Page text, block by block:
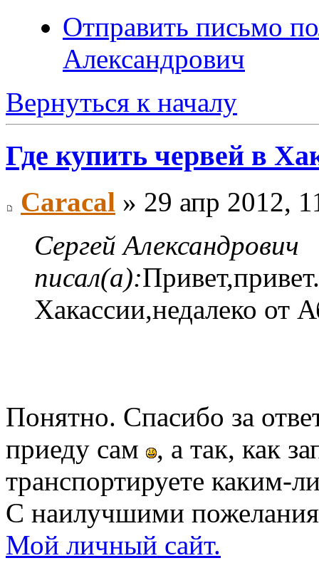
Отправить письмо
Александрович
Вернуться к началу
Где купить червей в
Caracal » 29 апр 2012,
Сергей Александрович
писал(а):
Хакассии,недалеко от
Понятно. Спасибо за
приеду сам
, а так, как
транспортируете каким-
С наилучшими
Мой личный сайт.